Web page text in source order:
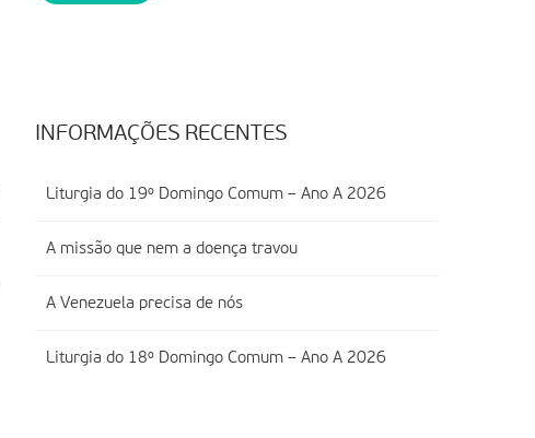
INFORMAÇÕES RECENTES
Liturgia do 19º Domingo Comum – Ano A 2026
A missão que nem a doença travou
A Venezuela precisa de nós
Liturgia do 18º Domingo Comum – Ano A 2026